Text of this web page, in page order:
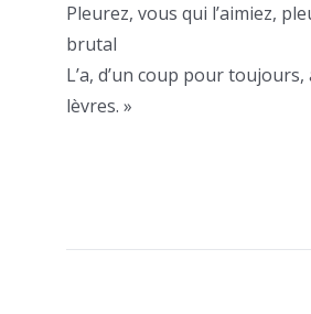
Pleurez, vous qui l’aimiez,
brutal
L’a, d’un coup pour
lèvres. »